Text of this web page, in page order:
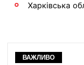
Харківська
ВАЖЛИВО